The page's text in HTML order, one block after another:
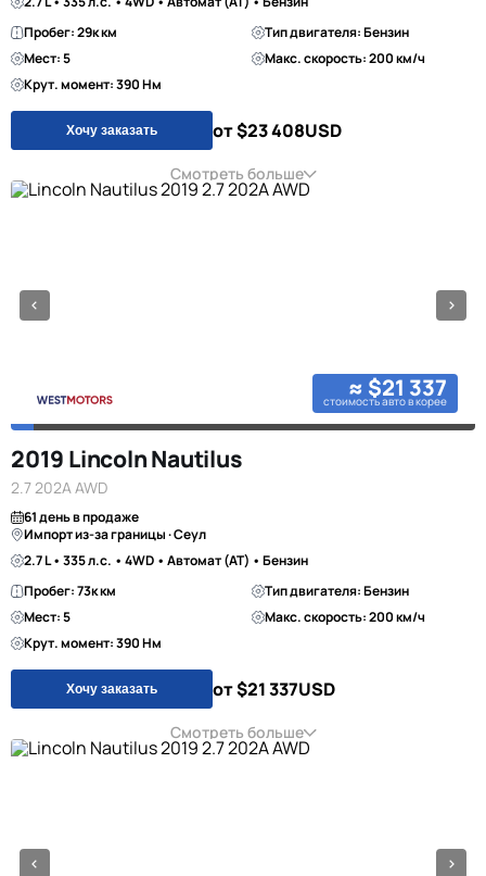
Пробег: 29к км
Тип двигателя: Бензин
Мест: 5
Макс. скорость: 200 км/ч
Крут. момент: 390 Нм
Хочу заказать от $23 408USD
Смотреть больше
≈ $21 337
стоимость авто в корее
2019 Lincoln Nautilus
2.7 202A AWD
61 день в продаже
Импорт из-за границы · Сеул
2.7 L • 335 л.с. • 4WD • Автомат (AT) • Бензин
Пробег: 73к км
Тип двигателя: Бензин
Мест: 5
Макс. скорость: 200 км/ч
Крут. момент: 390 Нм
Хочу заказать от $21 337USD
Смотреть больше